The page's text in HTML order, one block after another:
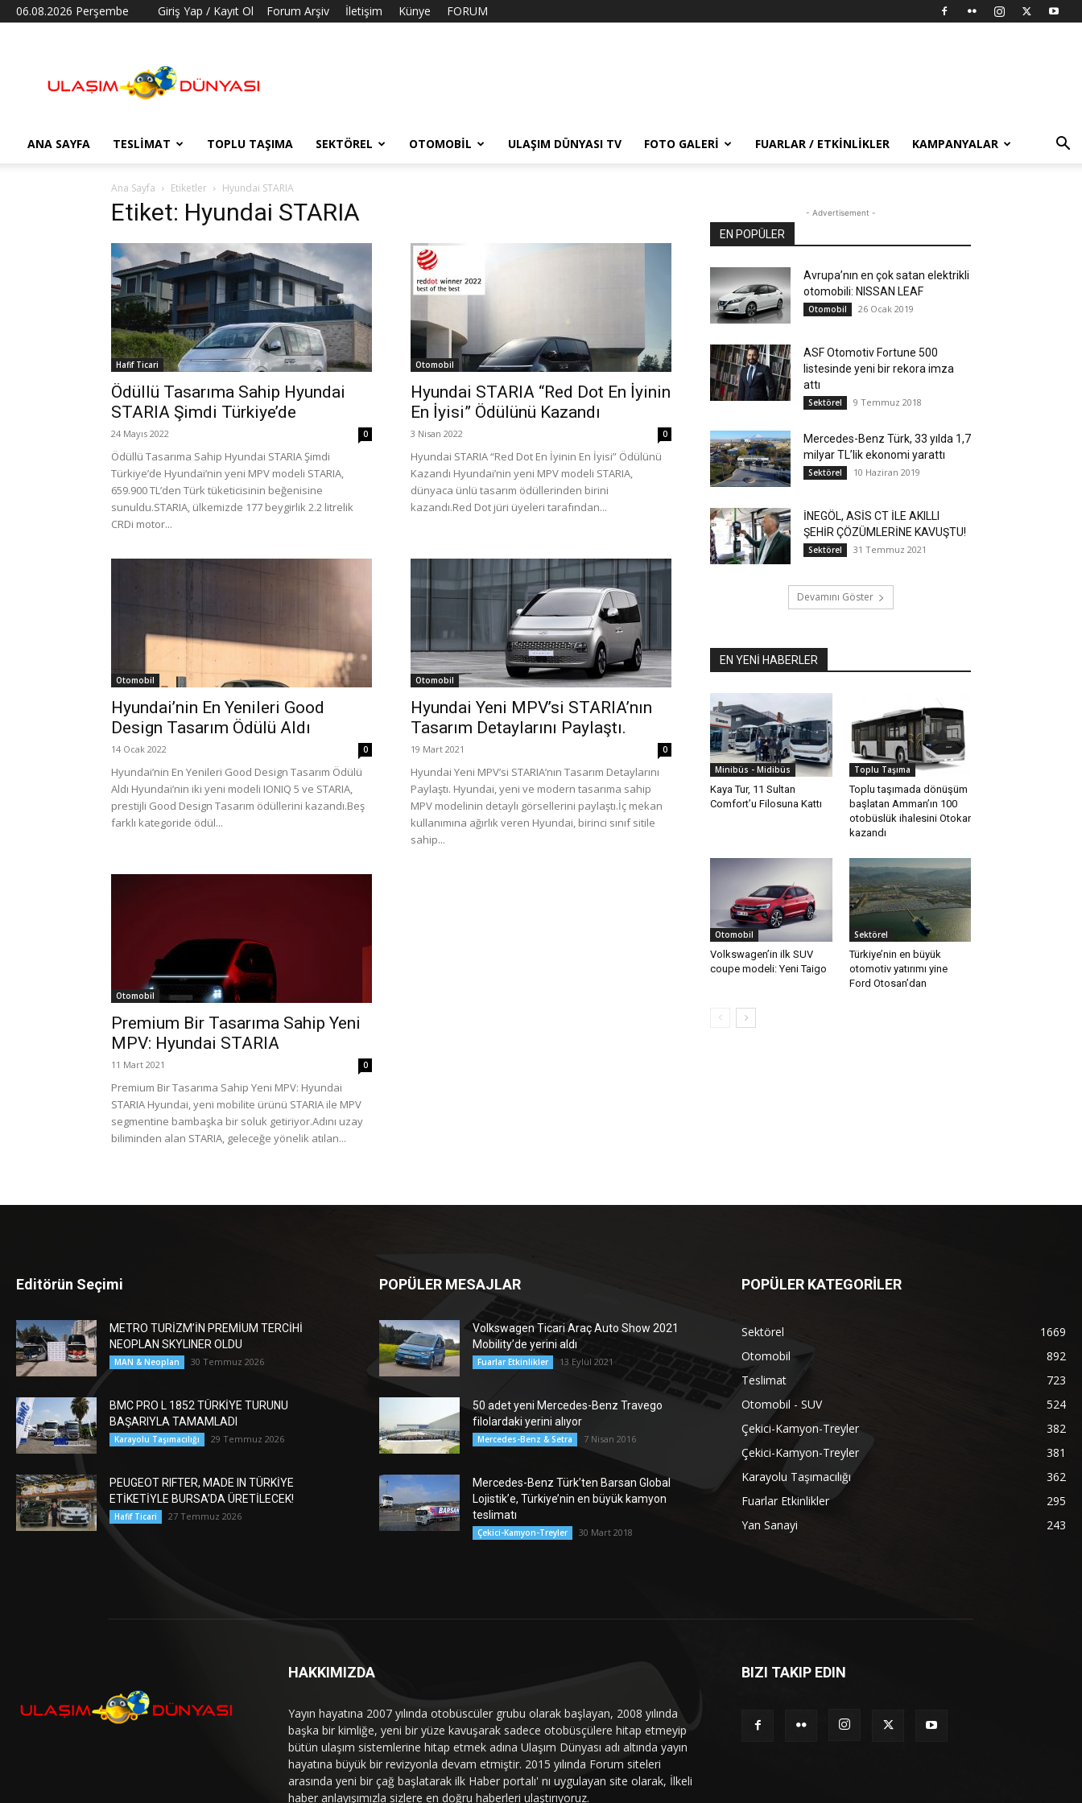
06.08.2026 Perşembe Giriş Yap / Kayıt Ol Forum Arşiv İletişim Künye FORUM
Dünyası
ANA SAYFA TESLIMAT TOPLU TAŞIMA SEKTÖREL OTOMOBIL ULAŞIM DÜNYASI TV FOTO GALERI FUARLAR / ETKINLIKLER KAMPANYALAR
Ana Sayfa Etiketler Hyundai STARIA
Etiket: Hyundai STARIA
Hafif Ticari
Ödüllü Tasarıma Sahip Hyundai
STARIA Şimdi Türkiye’de
24 Mayıs 2022 0
Ödüllü Tasarıma Sahip Hyundai STARIA Şimdi
Türkiye’de Hyundai’nin yeni MPV modeli STARIA,
659.900 TL’den Türk tüketicisinin beğenisine
sunuldu.STARIA, ülkemizde 177 beygirlik 2.2 litrelik
CRDi motor...
Otomobil
Hyundai STARIA “Red Dot En İyinin
En İyisi” Ödülünü Kazandı
3 Nisan 2022 0
Hyundai STARIA “Red Dot En İyinin En İyisi” Ödülünü
Kazandı Hyundai’nin yeni MPV modeli STARIA,
dünyaca ünlü tasarım ödüllerinden birini
kazandı.Red Dot jüri üyeleri tarafından...
Otomobil
Hyundai’nin En Yenileri Good
Design Tasarım Ödülü Aldı
14 Ocak 2022 0
Hyundai’nin En Yenileri Good Design Tasarım Ödülü
Aldı Hyundai’nin iki yeni modeli IONIQ 5 ve STARIA,
prestijli Good Design Tasarım ödüllerini kazandı.Beş
farklı kategoride ödül...
Otomobil
Hyundai Yeni MPV’si STARIA’nın
Tasarım Detaylarını Paylaştı.
19 Mart 2021 0
Hyundai Yeni MPV’si STARIA’nın Tasarım Detaylarını
Paylaştı. Hyundai, yeni ve modern tasarıma sahip
MPV modelinin detaylı görsellerini paylaştı.İç mekan
kullanımına ağırlık veren Hyundai, birinci sınıf sitile
sahip...
Otomobil
Premium Bir Tasarıma Sahip Yeni
MPV: Hyundai STARIA
11 Mart 2021 0
Premium Bir Tasarıma Sahip Yeni MPV: Hyundai
STARIA Hyundai, yeni mobilite ürünü STARIA ile MPV
segmentine bambaşka bir soluk getiriyor.Adını uzay
biliminden alan STARIA, geleceğe yönelik atılan...
- Advertisement -
EN POPÜLER
Avrupa’nın en çok satan elektrikli
otomobili: NISSAN LEAF
Otomobil 26 Ocak 2019
ASF Otomotiv Fortune 500
listesinde yeni bir rekora imza
attı
Sektörel 9 Temmuz 2018
Mercedes-Benz Türk, 33 yılda 1,7
milyar TL’lik ekonomi yarattı
Sektörel 10 Haziran 2019
İNEGÖL, ASİS CT İLE AKILLI
ŞEHİR ÇÖZÜMLERİNE KAVUŞTU!
Sektörel 31 Temmuz 2021
Devamını Göster
EN YENİ HABERLER
Minibüs - Midibüs
Kaya Tur, 11 Sultan
Comfort’u Filosuna Kattı
Toplu Taşıma
Toplu taşımada dönüşüm
başlatan Amman’ın 100
otobüslük ihalesini Otokar
kazandı
Otomobil
Volkswagen’in ilk SUV
coupe modeli: Yeni Taigo
Sektörel
Türkiye’nin en büyük
otomotiv yatırımı yine
Ford Otosan’dan
Editörün Seçimi
METRO TURİZM’İN PREMİUM TERCİHİ
NEOPLAN SKYLINER OLDU
MAN & Neoplan 30 Temmuz 2026
BMC PRO L 1852 TÜRKİYE TURUNU
BAŞARIYLA TAMAMLADI
Karayolu Taşımacılığı 29 Temmuz 2026
PEUGEOT RIFTER, MADE IN TÜRKİYE
ETİKETİYLE BURSA’DA ÜRETİLECEK!
Hafif Ticari 27 Temmuz 2026
POPÜLER MESAJLAR
Volkswagen Ticari Araç Auto Show 2021
Mobility’de yerini aldı
Fuarlar Etkinlikler 13 Eylül 2021
50 adet yeni Mercedes-Benz Travego
filolardaki yerini alıyor
Mercedes-Benz & Setra 7 Nisan 2016
Mercedes-Benz Türk’ten Barsan Global
Lojistik’e, Türkiye’nin en büyük kamyon
teslimatı
Çekici-Kamyon-Treyler 30 Mart 2018
POPÜLER KATEGORİLER
Sektörel
1669
Otomobil
892
Teslimat
723
Otomobil - SUV
524
Çekici-Kamyon-Treyler
382
Çekici-Kamyon-Treyler
381
Karayolu Taşımacılığı
362
Fuarlar Etkinlikler
295
Yan Sanayi
243
HAKKIMIZDA
Yayın hayatına 2007 yılında otobüscüler grubu olarak başlayan, 2008 yılında
başka bir kimliğe, yeni bir yüze kavuşarak sadece otobüsçülere hitap etmeyip
bütün ulaşım sistemlerine hitap etmek adına Ulaşım Dünyası adı altında yayın
hayatına büyük bir revizyonla devam etmiştir. 2015 yılında Forum siteleri
arasında yeni bir çağ başlatarak ilk Haber portalı' nı uygulayan site olarak, İlkeli
haber anlayışımızla sizlere en doğru haberleri ulaştırıyoruz.
BIZI TAKIP EDIN